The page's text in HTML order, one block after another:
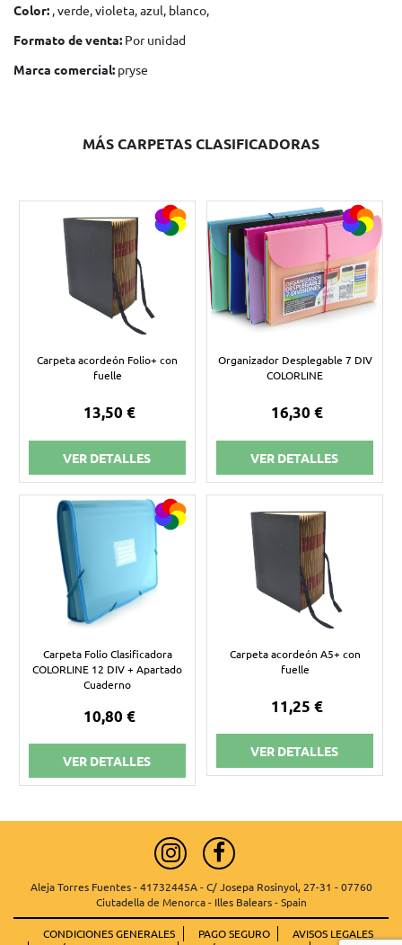
Color: , verde, violeta, azul, blanco,
Formato de venta: Por unidad
Marca comercial: pryse
MÁS CARPETAS CLASIFICADORAS
Carpeta acordeón Folio+ con
fuelle
13,50 €
VER DETALLES
Organizador Desplegable 7 DIV
COLORLINE
16,30 €
VER DETALLES
Carpeta Folio Clasificadora
COLORLINE 12 DIV + Apartado
Cuaderno
10,80 €
VER DETALLES
Carpeta acordeón A5+ con
fuelle
11,25 €
VER DETALLES
Aleja Torres Fuentes - 41732445A - C/ Josepa Rosinyol, 27-31 - 07760
Ciutadella de Menorca - Illes Balears - Spain
CONDICIONES GENERALES PAGO SEGURO
AVISOS LEGALES